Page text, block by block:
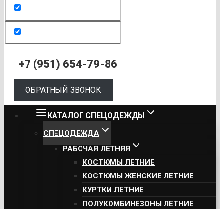
+7 (951) 654-79-86
ОБРАТНЫЙ ЗВОНОК
КАТАЛОГ СПЕЦОДЕЖДЫ
СПЕЦОДЕЖДА
РАБОЧАЯ ЛЕТНЯЯ
КОСТЮМЫ ЛЕТНИЕ
КОСТЮМЫ ЖЕНСКИЕ ЛЕТНИЕ
КУРТКИ ЛЕТНИЕ
ПОЛУКОМБИНЕЗОНЫ ЛЕТНИЕ